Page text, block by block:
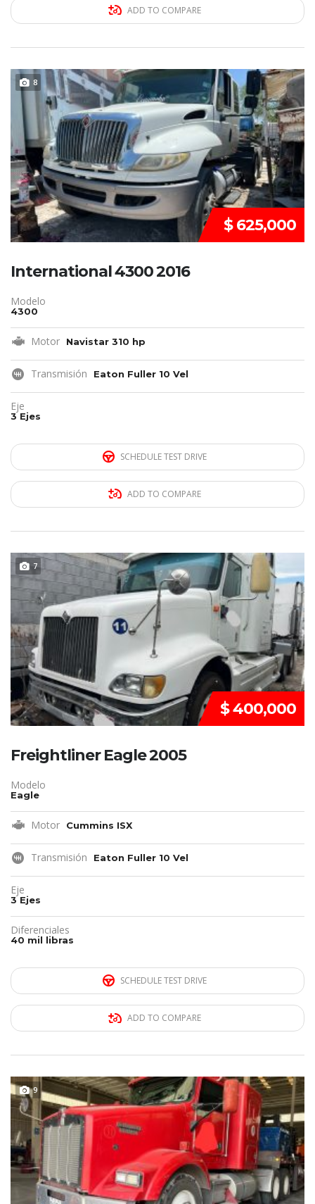
ADD TO COMPARE
8 DISPONIBLE
$ 625,000
International 4300 2016
Modelo
4300
Motor Navistar 310 hp
Transmisión Eaton Fuller 10 Vel
Eje
3 Ejes
SCHEDULE TEST DRIVE
ADD TO COMPARE
7 REMATE!!!
$ 400,000
Freightliner Eagle 2005
Modelo
Eagle
Motor Cummins ISX
Transmisión Eaton Fuller 10 Vel
Eje
3 Ejes
Diferenciales
40 mil libras
SCHEDULE TEST DRIVE
ADD TO COMPARE
9 REMATE!!!